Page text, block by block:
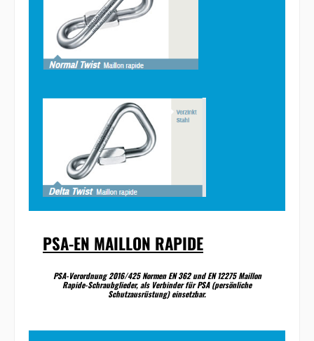
PSA-EN MAILLON RAPIDE
PSA-Verordnung 2016/425 Normen EN 362 und EN 12275 Maillon
Rapide-Schraubglieder, als Verbinder für PSA (persönliche
Schutzausrüstung) einsetzbar.